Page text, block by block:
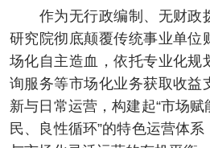
作为无行政编制、无财政
研究院彻底颠覆传统事业单位
场化自主造血，依托专业化规
询服务等市场化业务获取收益
新与日常运营，构建起“市场
民、良性循环”的特色运营体